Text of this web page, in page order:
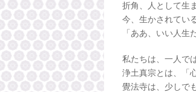
折角、人として生
今、生かされてい
「ああ、いい人生
私たちは、一人で
浄土真宗とは、「
覺法寺は、少しで